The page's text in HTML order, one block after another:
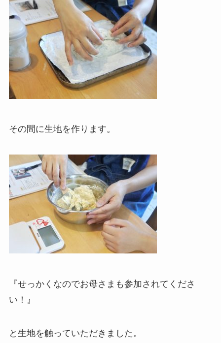
その間に生地を作ります。
『せっかくなのでお母さまも参加されてくださ
い！』
と生地を触っていただきました。